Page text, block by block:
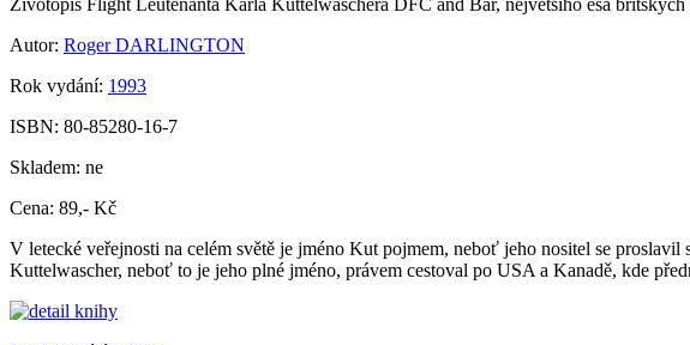
Životopis Flight Leutenanta Karla Kuttelwaschera DFC and Bar, největšího esa
Autor: Roger DARLINGTON
Rok vydání: 1993
ISBN: 80-85280-16-7
Skladem: ne
Cena: 89,- Kč
V letecké veřejnosti na celém světě je jméno Kut pojmem, neboť jeho nositel se
Kuttelwascher, neboť to je jeho plné jméno, právem cestoval po USA a Kanadě, kde